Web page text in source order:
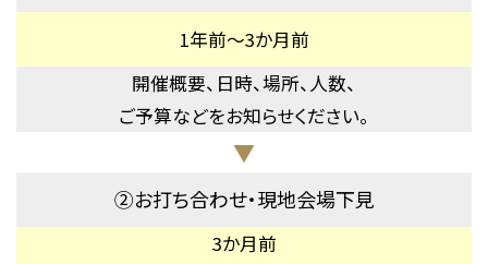
1年前～3か月前
開催概要、日時、場所、人数、
ご予算などをお知らせください。
▼
②お打ち合わせ・現地会場下見
3か月前